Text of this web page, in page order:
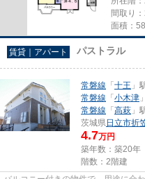
間取り
面積：
賃貸｜アパート パストラル
常磐線 「十王 」
常磐線 「小木津
常磐線 「高萩 」
茨城県 日立市折
4.7万円
築年数：築20年
階数：2階建